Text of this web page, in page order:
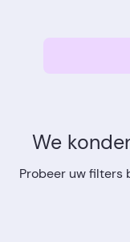
We
Probeer uw filters